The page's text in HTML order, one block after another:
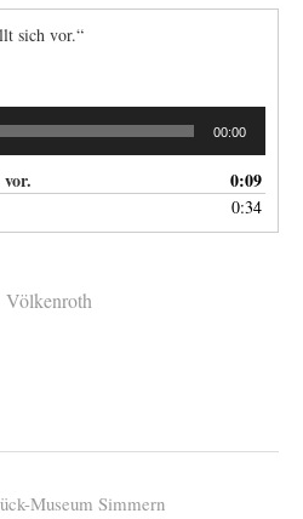
sich vor.“
00:00
0:09
0:34
Völkenroth
Museum Simmern